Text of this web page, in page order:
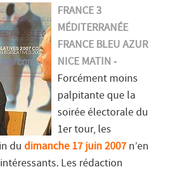
FRANCE 3
MÉDITERRANÉE
FRANCE BLEU AZUR
NICE MATIN -
Forcément moins
palpitante que la
soirée électorale du
1er tour, les
du dimanche 17 juin 2007 n’en
Les rédaction